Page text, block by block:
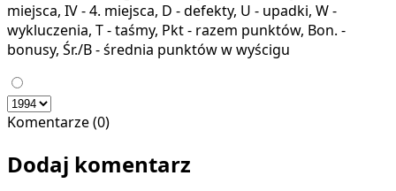
miejsca, IV - 4. miejsca, D - defekty, U - upadki, W -
wykluczenia, T - taśmy, Pkt - razem punktów, Bon. -
bonusy, Śr./B - średnia punktów w wyścigu
Komentarze (0)
Dodaj komentarz